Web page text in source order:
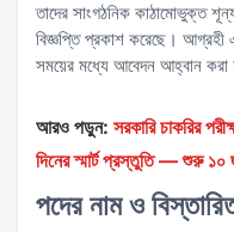
তাদের সাংগঠনিক কাঠামোভুক্ত
বিজ্ঞপ্তি প্রকাশ করেছে। আগ্রহী
সময়ের মধ্যে আবেদন আহ্বান করা
আরও পড়ুন: সরকারি চাকরির
দিনের স্মার্ট প্রস্তুতি — শুরু
পদের নাম ও